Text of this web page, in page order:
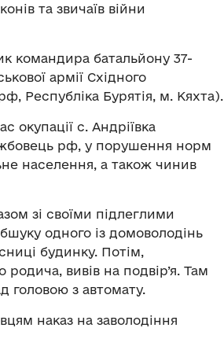
та звичаїв війни
командира батальйону 37-
армії Східного
Республіка Бурятія, м. Кяхта).
окупації с. Андріївка
рф, у порушення норм
населення, а також чинив
зі своїми підлеглими
одного із домоволодінь
будинку. Потім,
вивів на подвір’я. Там
головою з автомату.
наказ на заволодіння